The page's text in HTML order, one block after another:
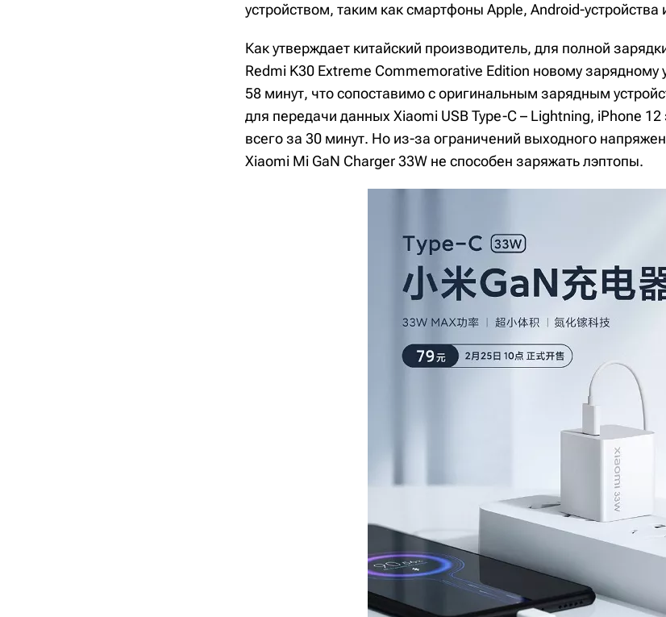
устройством, таким как смартфоны Apple, Android-
Как утверждает китайский производитель, для полной
Redmi K30 Extreme Commemorative Edition новому зарядному
58 минут, что сопоставимо с оригинальным зарядным
для передачи данных Xiaomi USB Type-C – Lightning, iPhone 12
всего за 30 минут. Но из-за ограничений выходного
Xiaomi Mi GaN Charger 33W не способен заряжать лэптопы.